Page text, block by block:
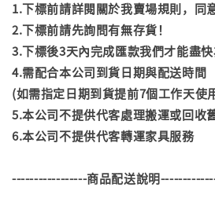
1.下標前請詳閱關於我賣場規則，同
2.下標前請先詢問有無存貨！
3.下標後3天內完成匯款我們才能盡快
4.需配合本公司到貨日期與配送時間
(如需指定日期到貨提前7個工作天使
5.本公司不提供代客處理搬運或回收
6.本公司不提供代客轉運家具服務
-----------------商品配送說明